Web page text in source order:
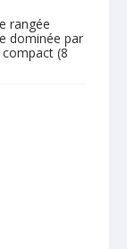
rangée
dominée par
(8